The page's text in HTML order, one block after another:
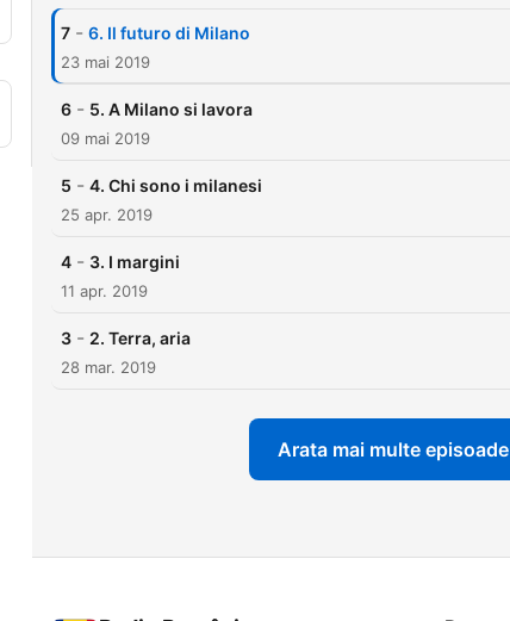
7 - 6. Il futuro di Milano
23 mai 2019
6 - 5. A Milano si lavora
09 mai 2019
5 - 4. Chi sono i milanesi
25 apr. 2019
4 - 3. I margini
11 apr. 2019
3 - 2. Terra, aria
28 mar. 2019
Arata mai multe episoade